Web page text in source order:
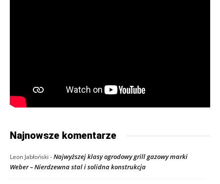
Najnowsze komentarze
Leon Jabłoński -Najwyższej klasy ogrodowy grill gazowy marki
Weber – Nierdzewna stal i solidna konstrukcja